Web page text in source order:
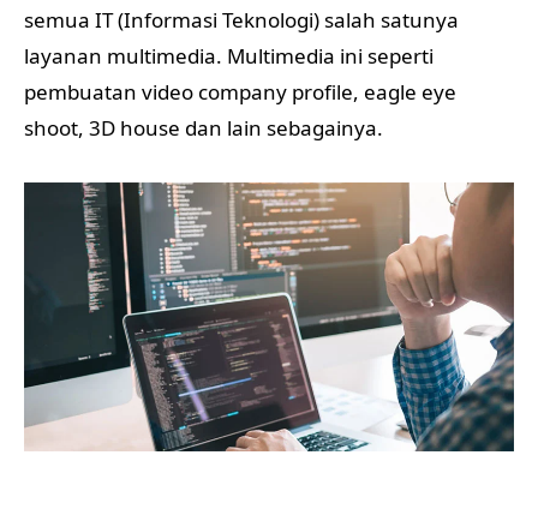
semua IT (Informasi Teknologi) salah satunya
layanan multimedia. Multimedia ini seperti
pembuatan video company profile, eagle eye
shoot, 3D house dan lain sebagainya.